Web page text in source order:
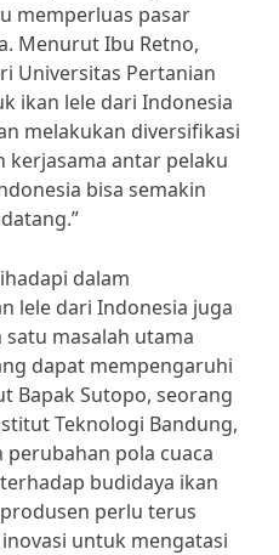
memperluas pasar
Menurut Ibu Retno,
Universitas Pertanian
ikan lele dari Indonesia
melakukan diversifikasi
antar pelaku
bisa semakin
dalam
lele dari Indonesia juga
satu masalah utama
dapat mempengaruhi
Bapak Sutopo, seorang
Teknologi Bandung,
perubahan pola cuaca
budidaya ikan
perlu terus
untuk mengatasi